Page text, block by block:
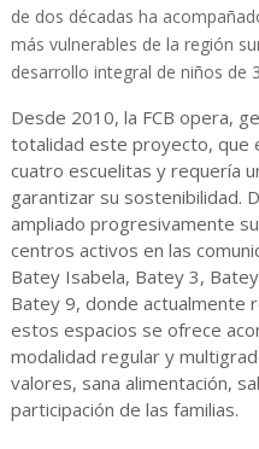
de dos décadas ha
más vulnerables de la región
desarrollo integral de niños de
Desde 2010, la FCB opera,
totalidad este proyecto, que
cuatro escuelitas y requería
garantizar su sostenibilidad.
ampliado progresivamente
centros activos en las
Batey Isabela, Batey 3,
Batey 9, donde actualmente
estos espacios se ofrece
modalidad regular y
valores, sana alimentación,
participación de las familias.